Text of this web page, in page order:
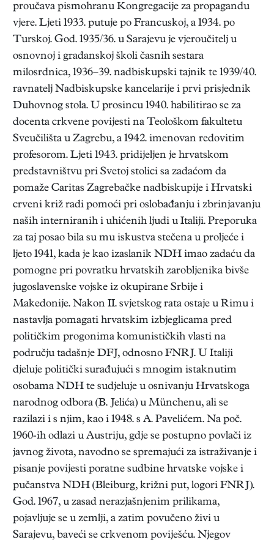
proučava pismohranu Kongregacije za propagandu
vjere. Ljeti 1933. putuje po Francuskoj, a 1934. po
Turskoj. God. 1935/36. u Sarajevu je vjeroučitelj u
osnovnoj i građanskoj školi časnih sestara
milosrdnica, 1936–39. nadbiskupski tajnik te 1939/40.
ravnatelj Nadbiskupske kancelarije i prvi prisjednik
Duhovnog stola. U prosincu 1940. habilitirao se za
docenta crkvene povijesti na Teološkom fakultetu
Sveučilišta u Zagrebu, a 1942. imenovan redovitim
profesorom. Ljeti 1943. pridijeljen je hrvatskom
predstavništvu pri Svetoj stolici sa zadaćom da
pomaže Caritas Zagrebačke nadbiskupije i Hrvatski
crveni križ radi pomoći pri oslobađanju i zbrinjavanju
naših interniranih i uhićenih ljudi u Italiji. Preporuka
za taj posao bila su mu iskustva stečena u proljeće i
ljeto 1941, kada je kao izaslanik NDH imao zadaću da
pomogne pri povratku hrvatskih zarobljenika bivše
jugoslavenske vojske iz okupirane Srbije i
Makedonije. Nakon II. svjetskog rata ostaje u Rimu i
nastavlja pomagati hrvatskim izbjeglicama pred
političkim progonima komunističkih vlasti na
području tadašnje DFJ, odnosno FNRJ. U Italiji
djeluje politički surađujući s mnogim istaknutim
osobama NDH te sudjeluje u osnivanju Hrvatskoga
narodnog odbora (B. Jelića) u Münchenu, ali se
razilazi i s njim, kao i 1948. s A. Pavelićem. Na poč.
1960-ih odlazi u Austriju, gdje se postupno povlači iz
javnog života, navodno se spremajući za istraživanje i
pisanje povijesti poratne sudbine hrvatske vojske i
pučanstva NDH (Bleiburg, križni put, logori FNRJ).
God. 1967, u zasad nerazjašnjenim prilikama,
pojavljuje se u zemlji, a zatim povučeno živi u
Sarajevu, baveći se crkvenom poviješću. Njegov